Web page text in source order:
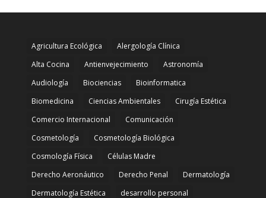
Agricultura Ecológica
Alergología Clínica
Alta Cocina
Antienvejecimiento
Astronomía
Audiología
Biociencias
Bioinformatica
Biomedicina
Ciencias Ambientales
Cirugía Estética
Comercio Internacional
Comunicación
Cosmetología
Cosmetología Biológica
Cosmología Física
Células Madre
Derecho Aeronáutico
Derecho Penal
Dermatología
Dermatología Estética
desarrollo personal